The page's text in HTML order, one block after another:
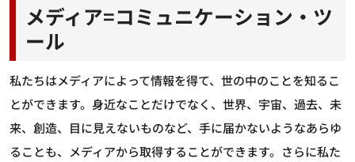
メディア=コミュニケーション・ツ
ール
私たちはメディアによって情報を得て、世の中のことを知るこ
とができます。身近なことだけでなく、世界、宇宙、過去、未
来、創造、目に見えないものなど、手に届かないようなあらゆ
ることも、メディアから取得することができます。さらに私た